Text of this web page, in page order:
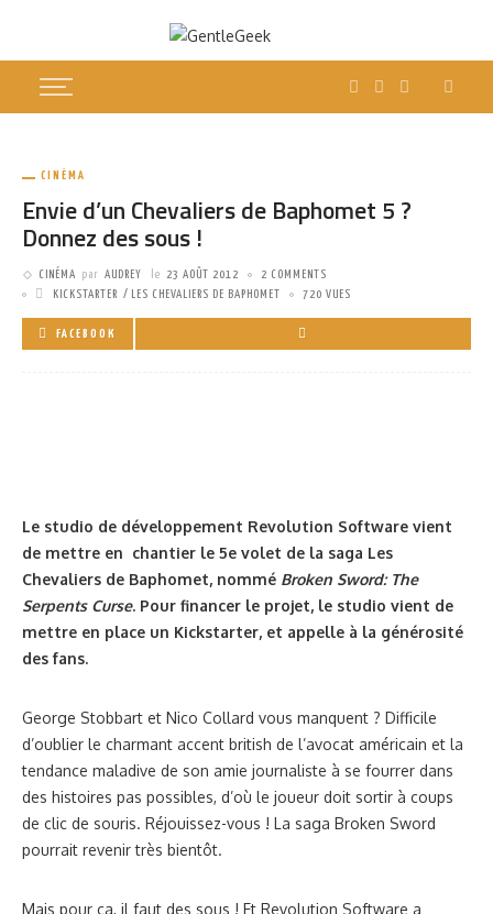
CINÉMA
Envie d’un Chevaliers de Baphomet 5 ?
Donnez des sous !
CINÉMA par AUDREY le 23 AOÛT 2012
2 COMMENTS
KICKSTARTER
LES CHEVALIERS DE BAPHOMET 720 VUES
FACEBOOK
Le studio de développement Revolution Software vient
de mettre en chantier le 5e volet de la saga Les
Chevaliers de Baphomet, nommé Broken Sword: The
Serpents Curse. Pour financer le projet, le studio vient de
mettre en place un Kickstarter, et appelle à la générosité
des fans.
George Stobbart et Nico Collard vous manquent ? Difficile
d’oublier le charmant accent british de l’avocat américain et la
tendance maladive de son amie journaliste à se fourrer dans
des histoires pas possibles, d’où le joueur doit sortir à coups
de clic de souris. Réjouissez-vous ! La saga Broken Sword
pourrait revenir très bientôt.
Mais pour ça, il faut des sous ! Et Revolution Software a